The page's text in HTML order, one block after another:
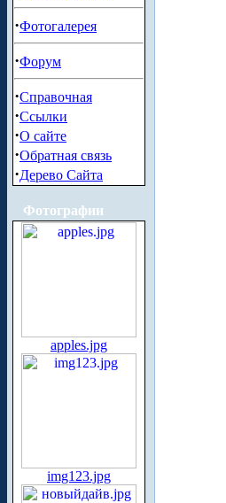
·Фотогалерея
·Форум
·Справочная
·Ссылки
·О сайте
·Обратная связь
·Дерево Сайта
Фотографии
apples.jpg
img123.jpg